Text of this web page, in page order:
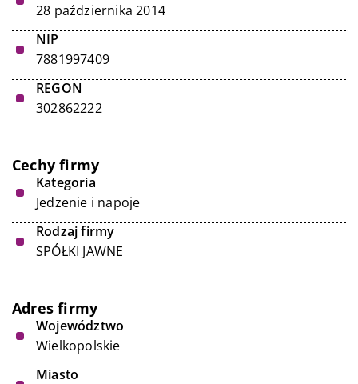
28 października 2014
NIP
7881997409
REGON
302862222
Cechy firmy
Kategoria
Jedzenie i napoje
Rodzaj firmy
SPÓŁKI JAWNE
Adres firmy
Województwo
Wielkopolskie
Miasto